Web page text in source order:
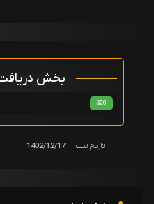
بخش
320
تاریخ ثبت: 1402/12/17